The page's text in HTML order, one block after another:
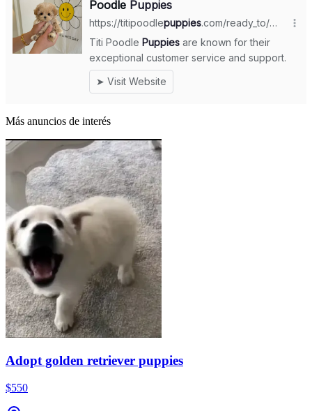
Más anuncios de interés
Adopt golden retriever puppies
$550